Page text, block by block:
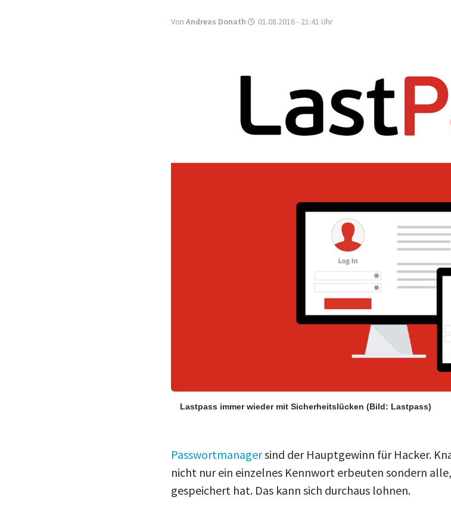
Von Andreas Donath 01.08.2016 - 21:41 Uhr
Lastpass immer wieder mit Sicherheitslücken (Bild: Lastpass)
Passwortmanagersind der Hauptgewinn für Hacker.
nicht nur ein einzelnes Kennwort erbeuten sondern
gespeichert hat. Das kann sich durchaus lohnen.